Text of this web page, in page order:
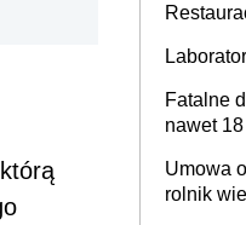
Fatalne
nawet
Umowa
rolnik